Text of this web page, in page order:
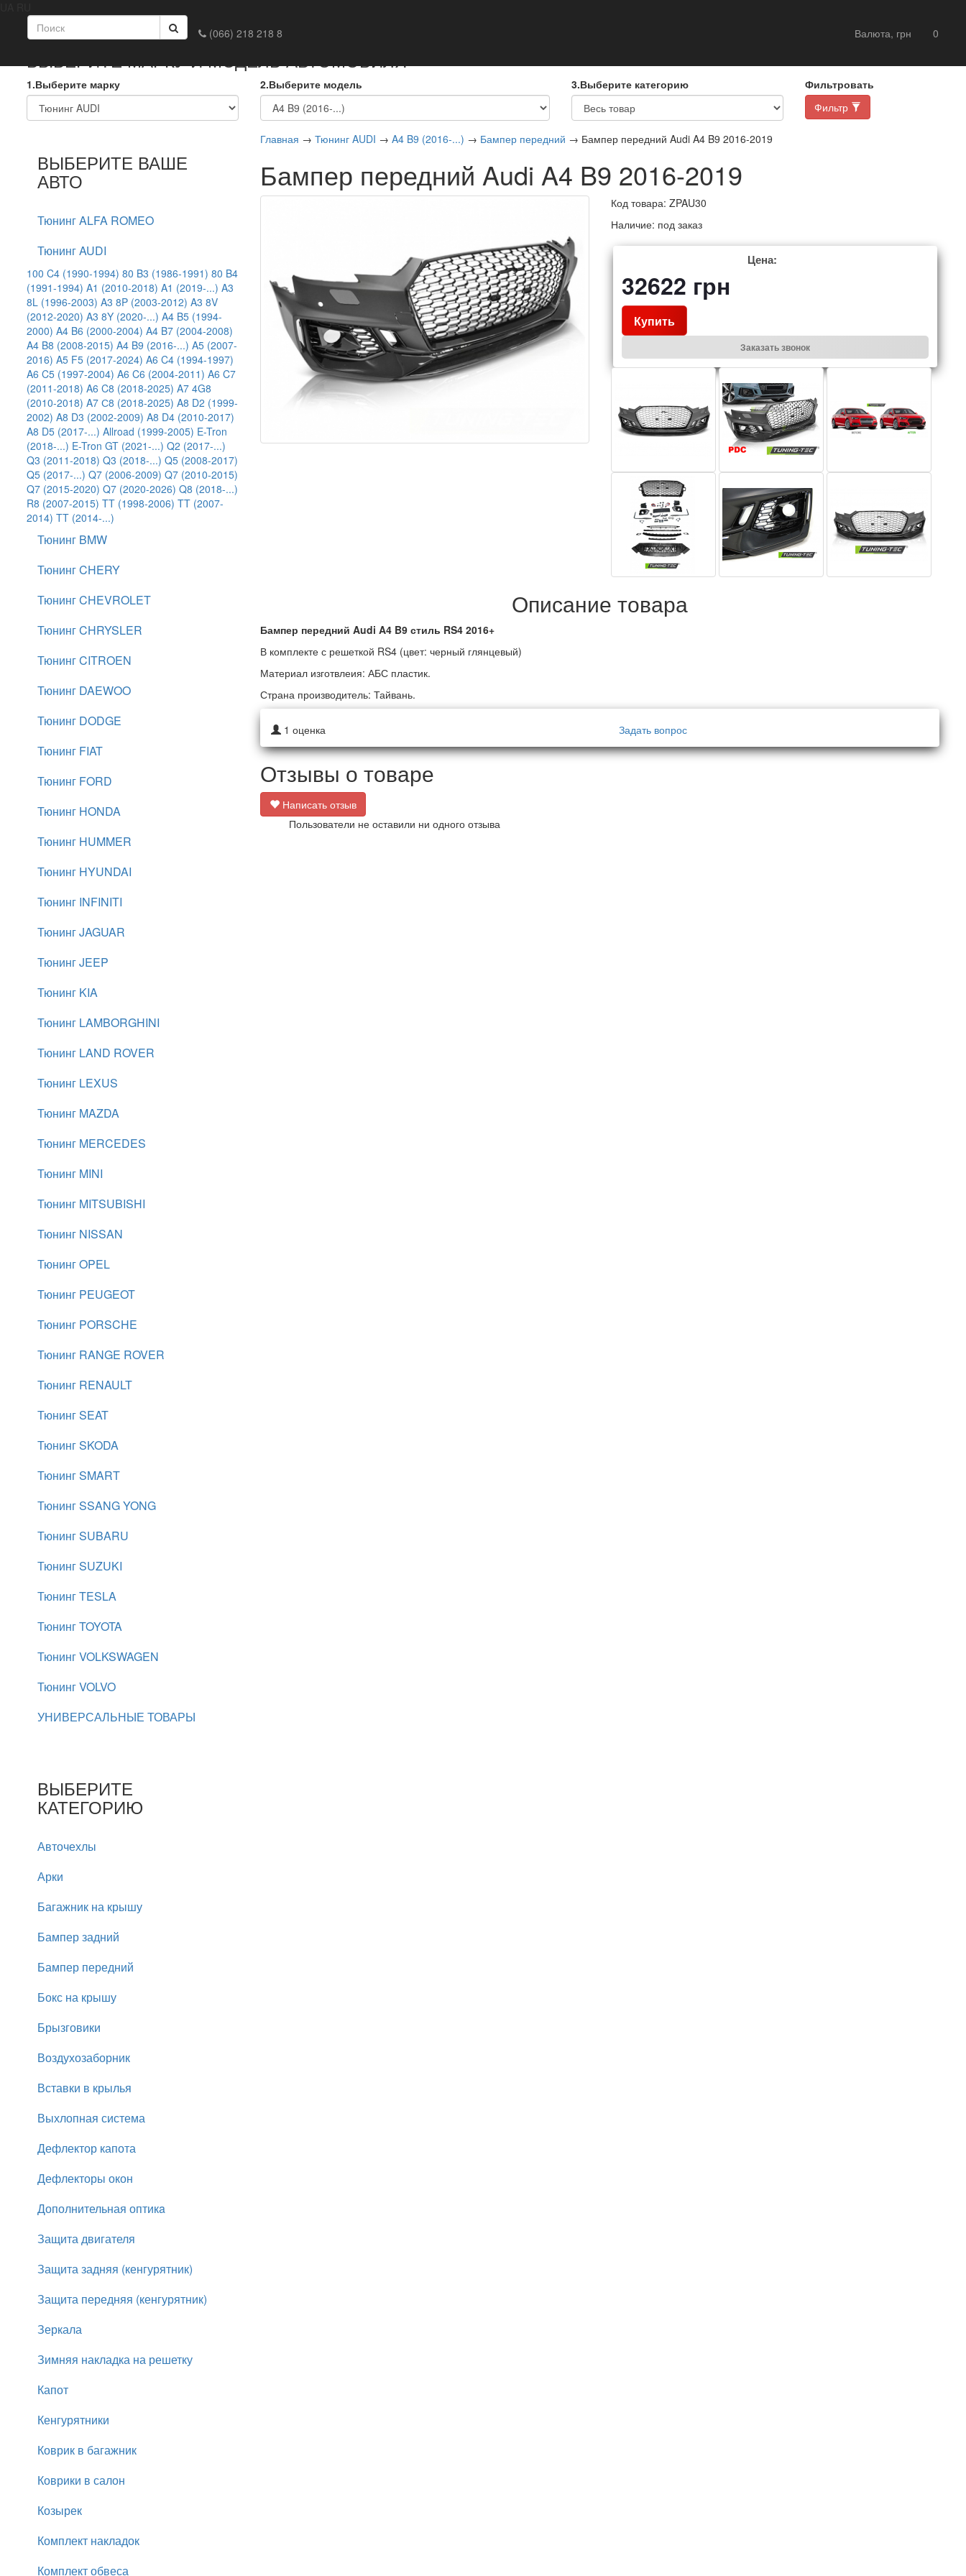
(066) 218 218 8
Валюта, грн 0
Главная Обмен и возврат
ВЫБЕРИТЕ МАРКУ И МОДЕЛЬ АВТОМОБИЛЯ
1.Выберите марку 2.Выберите модель 3.Выберите категорию
Фильтровать
Фильтр
ВЫБЕРИТЕ ВАШЕ
АВТО
Тюнинг ALFA ROMEO
Тюнинг AUDI
100 C4 (1990-1994) 80 B3 (1986-1991) 80 B4
(1991-1994) A1 (2010-2018) A1 (2019-...) A3
8L (1996-2003) A3 8P (2003-2012) A3 8V
(2012-2020) A3 8Y (2020-...) A4 B5 (1994-
2000) A4 B6 (2000-2004) A4 B7 (2004-2008)
A4 B8 (2008-2015) A4 B9 (2016-...) A5 (2007-
2016) A5 F5 (2017-2024) A6 C4 (1994-1997)
A6 C5 (1997-2004) A6 C6 (2004-2011) A6 C7
(2011-2018) A6 C8 (2018-2025) A7 4G8
(2010-2018) A7 С8 (2018-2025) A8 D2 (1999-
2002) A8 D3 (2002-2009) A8 D4 (2010-2017)
A8 D5 (2017-...) Allroad (1999-2005) E-Tron
(2018-...) E-Tron GT (2021-...) Q2 (2017-...)
Q3 (2011-2018) Q3 (2018-...) Q5 (2008-2017)
Q5 (2017-...) Q7 (2006-2009) Q7 (2010-2015)
Q7 (2015-2020) Q7 (2020-2026) Q8 (2018-...)
R8 (2007-2015) TT (1998-2006) TT (2007-
2014) TT (2014-...)
Тюнинг BMW
Тюнинг CHERY
Тюнинг CHEVROLET
Тюнинг CHRYSLER
Тюнинг CITROEN
Тюнинг DAEWOO
Тюнинг DODGE
Тюнинг FIAT
Тюнинг FORD
Тюнинг HONDA
Тюнинг HUMMER
Тюнинг HYUNDAI
Тюнинг INFINITI
Тюнинг JAGUAR
Тюнинг JEEP
Тюнинг KIA
Тюнинг LAMBORGHINI
Тюнинг LAND ROVER
Тюнинг LEXUS
Тюнинг MAZDA
Тюнинг MERCEDES
Тюнинг MINI
Тюнинг MITSUBISHI
Тюнинг NISSAN
Тюнинг OPEL
Тюнинг PEUGEOT
Тюнинг PORSCHE
Тюнинг RANGE ROVER
Тюнинг RENAULT
Тюнинг SEAT
Тюнинг SKODA
Тюнинг SMART
Тюнинг SSANG YONG
Тюнинг SUBARU
Тюнинг SUZUKI
Тюнинг TESLA
Тюнинг TOYOTA
Тюнинг VOLKSWAGEN
Тюнинг VOLVO
УНИВЕРСАЛЬНЫЕ ТОВАРЫ
ВЫБЕРИТЕ
КАТЕГОРИЮ
Авточехлы
Арки
Багажник на крышу
Бампер задний
Бампер передний
Бокс на крышу
Брызговики
Воздухозаборник
Вставки в крылья
Выхлопная система
Дефлектор капота
Дефлекторы окон
Дополнительная оптикa
Защита двигателя
Защита задняя (кенгурятник)
Защита передняя (кенгурятник)
Зеркала
Зимняя накладка на решетку
Капот
Кенгурятники
Коврик в багажник
Коврики в салон
Козырек
Комплект накладок
Комплект обвеса
Главная → Тюнинг AUDI → A4 B9 (2016-...) → Бампер передний → Бампер передний Audi A4 B9 2016-2019
Бампер передний Audi A4 B9 2016-2019
Код товара: ZPAU30
Наличие: под заказ
Цена:
32622 грн
Купить
Заказать звонок
Описание товара
Бампер передний Audi A4 B9 стиль RS4 2016+
В комплекте с решеткой RS4 (цвет: черный глянцевый)
Материал изготвлеия: АБС пластик.
Страна производитель: Тайвань.
1 оценка Задать вопрос
Отзывы о товаре
Написать отзыв
Пользователи не оставили ни одного отзыва